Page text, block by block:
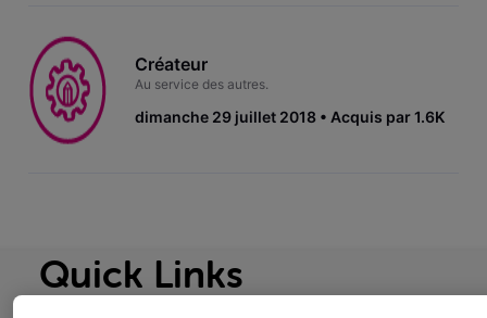
Créateur
Au service des autres.
dimanche 29 juillet 2018 Acquis par 1.6K
Quick Links